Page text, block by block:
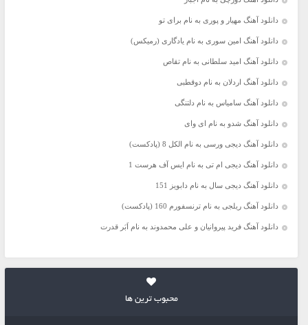
دانلود آهنگ مهیار و پوری به نام برای تو
دانلود آهنگ امین سوری به نام یادگاری (رمیکس)
دانلود آهنگ امید سلطانی به نام تقاص
دانلود آهنگ اردلان به نام دوقطبی
دانلود آهنگ سامیاس به نام دلتنگی
دانلود آهنگ شدو به نام ای وای
دانلود آهنگ دیجی ورسی به نام الکل 8 (پادکست)
دانلود آهنگ دیجی ام تی به نام ایس آف هرست 1
دانلود آهنگ دیجی سال به نام دابویز 151
دانلود آهنگ ریلجی به نام ترنسفورم 160 (پادکست)
دانلود آهنگ فرید پیروانیان و علی محمدوند به نام اَبَر قدرت
محبوب ترین ها